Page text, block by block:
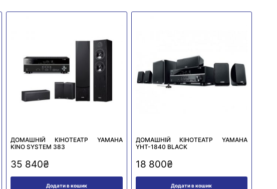
ДОМАШНІЙ КІНОТЕАТР YAMAHA
KINO SYSTEM 383
35 840₴
Додати в кошик
ДОМАШНІЙ КІНОТЕАТР YAMAHA
YHT-1840 BLACK
18 800₴
Додати в кошик